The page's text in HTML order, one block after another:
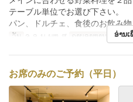
テーブル単位でお選び下さい。
パン、ドルチェ、食後のお飲み物
ວັນ ຈ, ອ, ພ, ພຫ, ສູ ຄາບອາຫານ ອາຫາ
ອ່ານເ
お席のみのご予約（平日）